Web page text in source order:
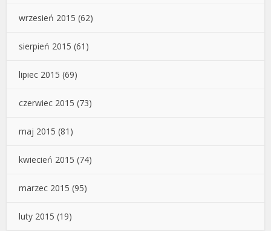
wrzesień 2015 (62)
sierpień 2015 (61)
lipiec 2015 (69)
czerwiec 2015 (73)
maj 2015 (81)
kwiecień 2015 (74)
marzec 2015 (95)
luty 2015 (19)